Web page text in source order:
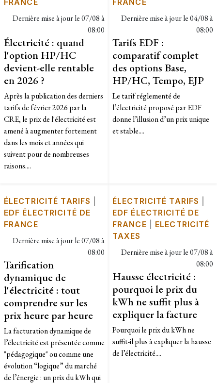
Dernière mise à jour le07/08 à
08:00
Électricité : quand
l'option HP/HC
devient-elle rentable
en 2026 ?
Après la publication des derniers
tarifs de février 2026 par la
CRE, le prix de l'électricité est
amené à augmenter fortement
dans les mois et années qui
suivent pour de nombreuses
raisons....
Dernière mise à jour le04/08 à
08:00
Tarifs EDF :
comparatif complet
des options Base,
HP/HC, Tempo, EJP
Le tarif réglementé de
l’électricité proposé par EDF
donne l’illusion d’un prix unique
et stable....
ÉLECTRICITÉ TARIFS
EDF ÉLECTRICITÉ DE
FRANCE
Dernière mise à jour le07/08 à
08:00
Tarification
dynamique de
l'électricité : tout
comprendre sur les
prix heure par heure
La facturation dynamique de
l’électricité est présentée comme
"pédagogique" ou comme une
évolution “logique” du marché
de l’énergie : un prix du kWh qui
ÉLECTRICITÉ TARIFS
EDF ÉLECTRICITÉ DE
FRANCE
ELECTRICITÉ
TAXES
Dernière mise à jour le07/08 à
08:00
Hausse électricité :
pourquoi le prix du
kWh ne suffit plus à
expliquer la facture
Pourquoi le prix du kWh ne
suffit-il plus à expliquer la hausse
de l’électricité....